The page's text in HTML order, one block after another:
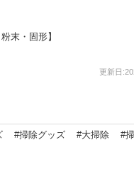
末・固形】
更新日
#掃除グッズ #大掃除
#